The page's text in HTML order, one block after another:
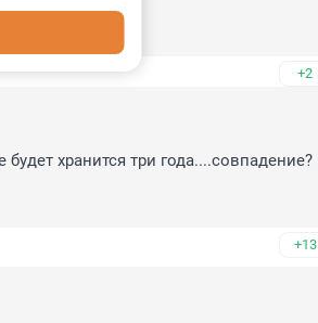
+2
хранится три года....совпадение?
+13